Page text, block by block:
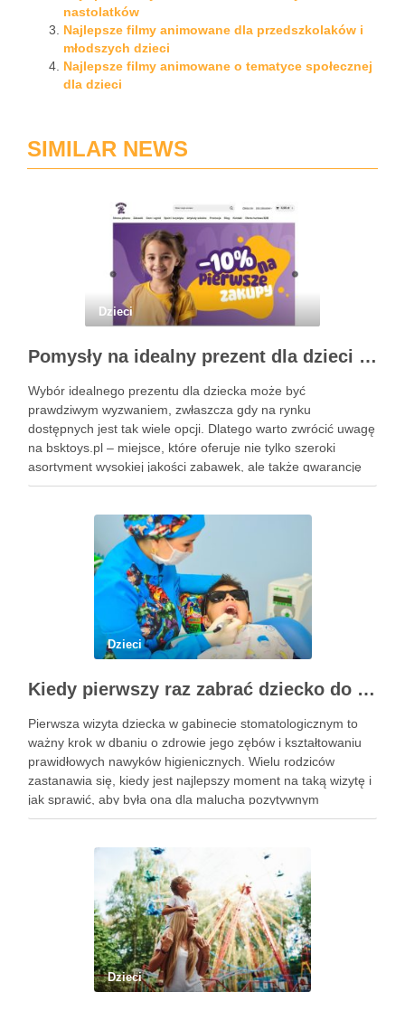
nastolatków
Najlepsze filmy animowane dla przedszkolaków i
młodszych dzieci
Najlepsze filmy animowane o tematyce społecznej
dla dzieci
SIMILAR NEWS
Dzieci
Pomysły na idealny prezent dla dzieci z BSKToys
Wybór idealnego prezentu dla dziecka może być
prawdziwym wyzwaniem, zwłaszcza gdy na rynku
dostępnych jest tak wiele opcji. Dlatego warto zwrócić uwagę
na bsktoys.pl – miejsce, które oferuje nie tylko szeroki
asortyment wysokiej jakości zabawek, ale także gwarancję
bezpieczeństwa i trwałości. Każdy rodzic pragnie, aby jego
Dzieci
Kiedy pierwszy raz zabrać dziecko do dentysty? Wskazówki dla rodziców
Pierwsza wizyta dziecka w gabinecie stomatologicznym to
ważny krok w dbaniu o zdrowie jego zębów i kształtowaniu
prawidłowych nawyków higienicznych. Wielu rodziców
zastanawia się, kiedy jest najlepszy moment na taką wizytę i
jak sprawić, aby była ona dla malucha pozytywnym
doświadczeniem. Na te pytania odpowiada doświadczony
Dzieci